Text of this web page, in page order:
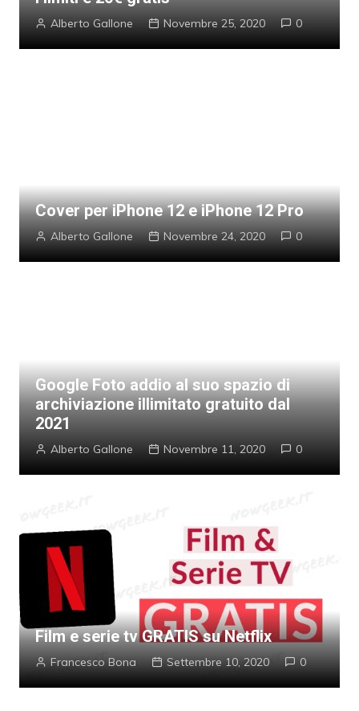
Alberto Gallone Novembre 25, 2020 0
Cover per iPhone 12 e iPhone 12 Pro
Alberto Gallone Novembre 24, 2020 0
Google Foto addio al suo spazio di
archiviazione illimitato gratuito dal
2021
Alberto Gallone Novembre 11, 2020 0
Film e serie tv GRATIS su Netflix
Francesco Bona Settembre 10, 2020 0